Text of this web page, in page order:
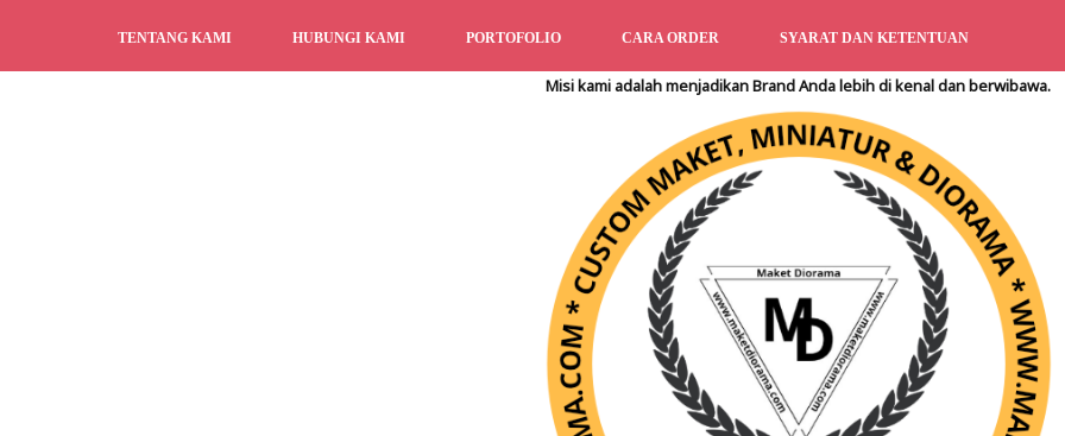
TENTANG KAMI HUBUNGI KAMI PORTOFOLIO CARA ORDER SYARAT DAN KETENTUAN
Misi kami adalah menjadikan Brand Anda lebih di kenal dan berwibawa.